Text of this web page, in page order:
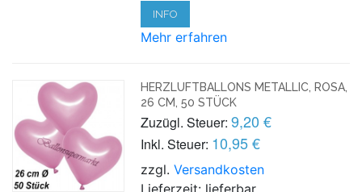
INFO
Mehr erfahren
HERZLUFTBALLONS METALLIC, ROSA,
26 CM, 50 STÜCK
Zuzügl. Steuer: 9,20 €
Inkl. Steuer: 10,95 €
zzgl.Versandkosten
Lieferzeit: lieferbar